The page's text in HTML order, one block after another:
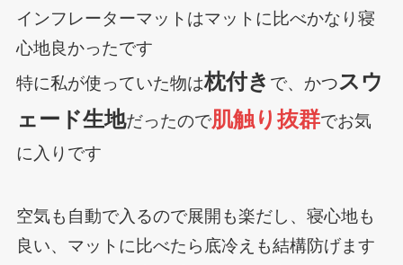
インフレーターマットはマットに比べかなり寝
心地良かったです
特に私が使っていた物は枕付き で、かつスウ
ェード生地だったので肌触り抜群でお気
に入りです
空気も自動で入るので展開も楽だし、寝心地も
良い、マットに比べたら底冷えも結構防げます